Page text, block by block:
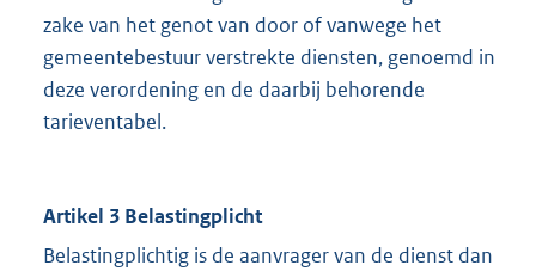
zake van het genot van door of vanwege het
gemeentebestuur verstrekte diensten, genoemd in
deze verordening en de daarbij behorende
tarieventabel.
Artikel 3 Belastingplicht
Belastingplichtig is de aanvrager van de dienst dan